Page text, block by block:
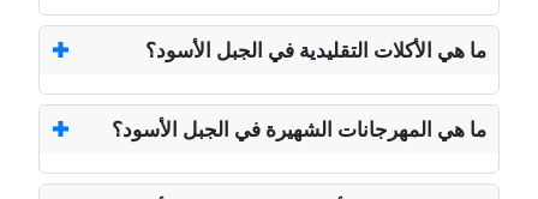
ما هي الأكلات التقليدية في الجبل الأسود؟
ما هي المهرجانات الشهيرة في الجبل الأسود؟